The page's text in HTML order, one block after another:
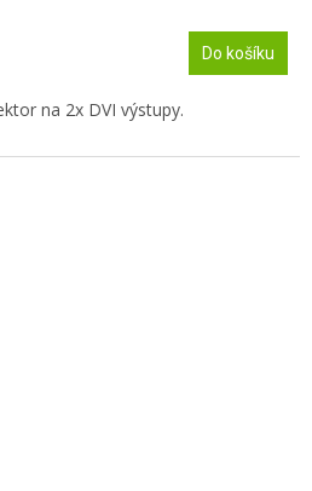
Do košíku
na 2x DVI výstupy.